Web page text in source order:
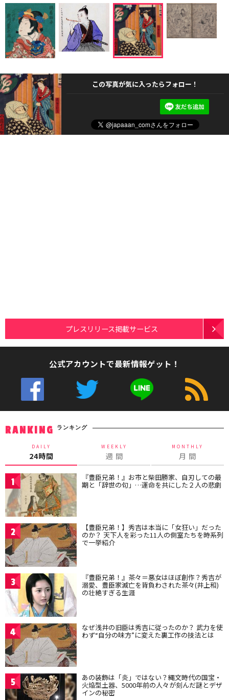
この写真が気に入ったらフォロー！
プレスリリース掲載サービス
公式アカウントで最新情報ゲット！
RANKING ランキング
DAILY
24時間
WEEKLY
週 間
MONTHLY
月 間
1 『豊臣兄弟！』お市と柴田勝家、自刃しての最
期と「辞世の句」…運命を共にした２人の悲劇
2 【豊臣兄弟！】秀吉は本当に「女狂い」だった
のか？ 天下人を彩った11人の側室たちを時系列
で一挙紹介
3 『豊臣兄弟！』茶々＝悪女はほぼ創作？秀吉が
溺愛、豊臣家滅亡を背負わされた茶々(井上和)
の壮絶すぎる生涯
4 なぜ浅井の旧臣は秀吉に従ったのか？ 武力を使
わず“自分の味方”に変えた裏工作の技法とは
5 あの装飾は「炎」ではない？縄文時代の国宝・
火焔型土器、5000年前の人々が刻んだ謎とデザ
インの秘密